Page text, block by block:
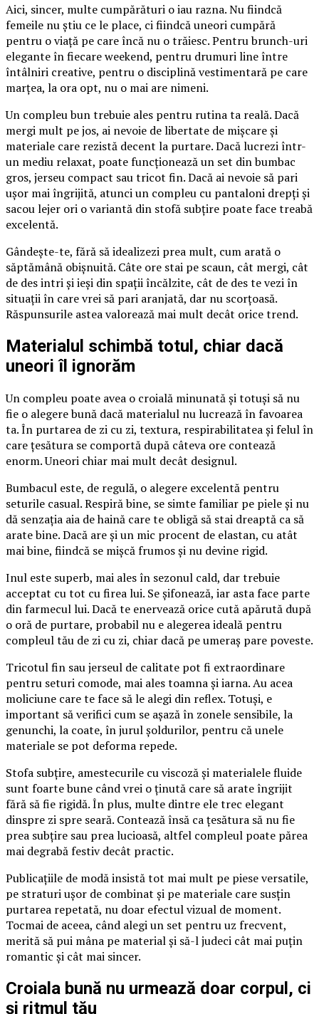
Aici, sincer, multe cumpărături o iau razna. Nu fiindcă
femeile nu știu ce le place, ci fiindcă uneori cumpără
pentru o viață pe care încă nu o trăiesc. Pentru brunch-uri
elegante în fiecare weekend, pentru drumuri line între
întâlniri creative, pentru o disciplină vestimentară pe care
marțea, la ora opt, nu o mai are nimeni.
Un compleu bun trebuie ales pentru rutina ta reală. Dacă
mergi mult pe jos, ai nevoie de libertate de mișcare și
materiale care rezistă decent la purtare. Dacă lucrezi într-
un mediu relaxat, poate funcționează un set din bumbac
gros, jerseu compact sau tricot fin. Dacă ai nevoie să pari
ușor mai îngrijită, atunci un compleu cu pantaloni drepți și
sacou lejer ori o variantă din stofă subțire poate face treabă
excelentă.
Gândește-te, fără să idealizezi prea mult, cum arată o
săptămână obișnuită. Câte ore stai pe scaun, cât mergi, cât
de des intri și ieși din spații încălzite, cât de des te vezi în
situații în care vrei să pari aranjată, dar nu scorțoasă.
Răspunsurile astea valorează mai mult decât orice trend.
Materialul schimbă totul, chiar dacă
uneori îl ignorăm
Un compleu poate avea o croială minunată și totuși să nu
fie o alegere bună dacă materialul nu lucrează în favoarea
ta. În purtarea de zi cu zi, textura, respirabilitatea și felul în
care țesătura se comportă după câteva ore contează
enorm. Uneori chiar mai mult decât designul.
Bumbacul este, de regulă, o alegere excelentă pentru
seturile casual. Respiră bine, se simte familiar pe piele și nu
dă senzația aia de haină care te obligă să stai dreaptă ca să
arate bine. Dacă are și un mic procent de elastan, cu atât
mai bine, fiindcă se mișcă frumos și nu devine rigid.
Inul este superb, mai ales în sezonul cald, dar trebuie
acceptat cu tot cu firea lui. Se șifonează, iar asta face parte
din farmecul lui. Dacă te enervează orice cută apărută după
o oră de purtare, probabil nu e alegerea ideală pentru
compleul tău de zi cu zi, chiar dacă pe umeraș pare poveste.
Tricotul fin sau jerseul de calitate pot fi extraordinare
pentru seturi comode, mai ales toamna și iarna. Au acea
moliciune care te face să le alegi din reflex. Totuși, e
important să verifici cum se așază în zonele sensibile, la
genunchi, la coate, în jurul șoldurilor, pentru că unele
materiale se pot deforma repede.
Stofa subțire, amestecurile cu viscoză și materialele fluide
sunt foarte bune când vrei o ținută care să arate îngrijit
fără să fie rigidă. În plus, multe dintre ele trec elegant
dinspre zi spre seară. Contează însă ca țesătura să nu fie
prea subțire sau prea lucioasă, altfel compleul poate părea
mai degrabă festiv decât practic.
Publicațiile de modă insistă tot mai mult pe piese versatile,
pe straturi ușor de combinat și pe materiale care susțin
purtarea repetată, nu doar efectul vizual de moment.
Tocmai de aceea, când alegi un set pentru uz frecvent,
merită să pui mâna pe material și să-l judeci cât mai puțin
romantic și cât mai sincer.
Croiala bună nu urmează doar corpul, ci
și ritmul tău